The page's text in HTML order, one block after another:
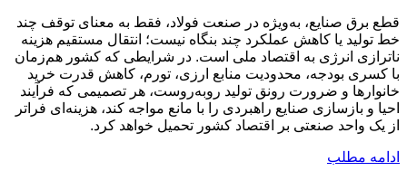
قطع برق صنایع، به‌ویژه در صنعت فولاد، فقط به معنای توقف چند
خط تولید یا کاهش عملکرد چند بنگاه نیست؛ انتقال مستقیم هزینه
ناترازی انرژی به اقتصاد ملی است. در شرایطی که کشور هم‌زمان
با کسری بودجه، محدودیت منابع ارزی، تورم، کاهش قدرت خرید
خانوارها و ضرورت رونق تولید روبه‌روست، هر تصمیمی که فرآیند
احیا و بازسازی صنایع راهبردی را با مانع مواجه کند، هزینه‌ای فراتر
از یک واحد صنعتی بر اقتصاد کشور تحمیل خواهد کرد.
ادامه مطلب